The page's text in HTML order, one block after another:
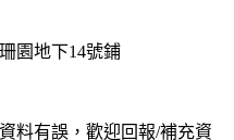
園地下14號鋪
料有誤，歡迎回報/補充資